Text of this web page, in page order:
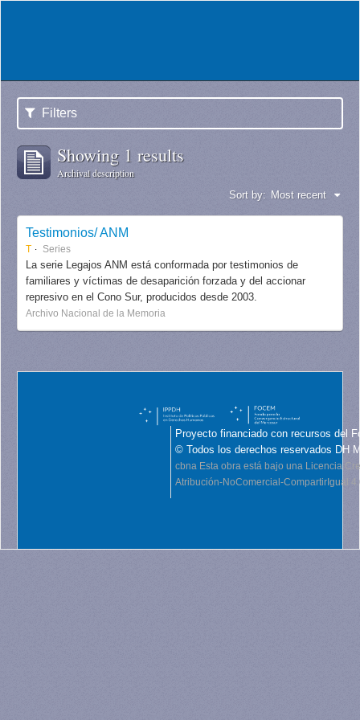
Filters
Showing 1 results
Archival description
Sort by: Most recent
Testimonios/ ANM
T Series
La serie Legajos ANM está conformada por testimonios de
familiares y víctimas de desaparición forzada y del accionar
represivo en el Cono Sur, producidos desde 2003.
Archivo Nacional de la Memoria
Proyecto financiado con recursos del
© Todos los derechos reservados DH
cbna Esta obra está bajo una Licencia
Atribución-NoComercial-CompartirIgual